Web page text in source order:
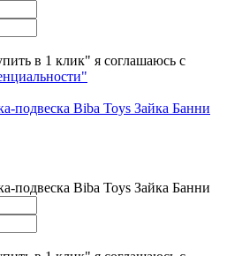
в 1 клик" я соглашаюсь с
подвеска Biba Toys Зайка Банни
подвеска Biba Toys Зайка Банни